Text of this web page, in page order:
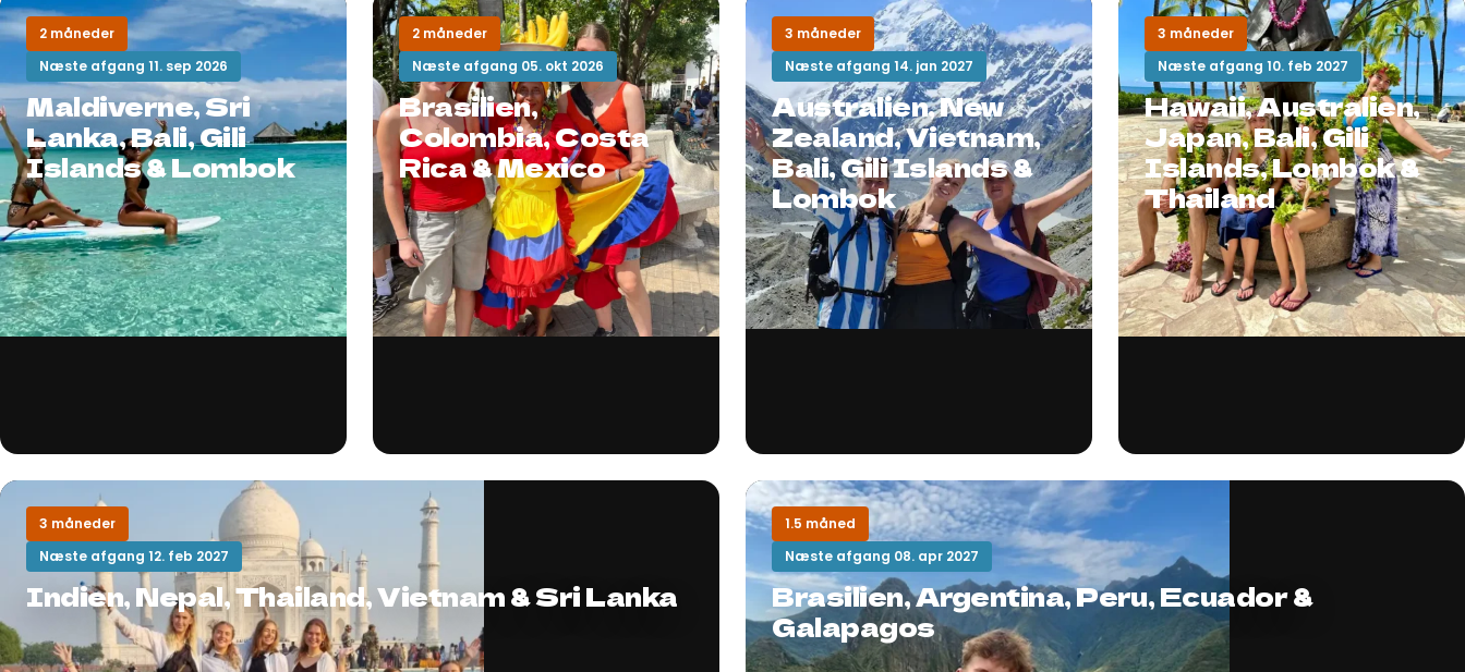
2 måneder
Næste afgang 11. sep 2026
Maldiverne, Sri
Lanka, Bali, Gili
Islands & Lombok
2 måneder
Næste afgang 05. okt 2026
Brasilien,
Colombia, Costa
Rica & Mexico
3 måneder
Næste afgang 14. jan 2027
Australien, New
Zealand, Vietnam,
Bali, Gili Islands &
Lombok
3 måneder
Næste afgang 10. feb 2027
Hawaii, Australien,
Japan, Bali, Gili
Islands, Lombok &
Thailand
3 måneder
Næste afgang 12. feb 2027
Indien, Nepal, Thailand, Vietnam & Sri Lanka
1.5 måned
Næste afgang 08. apr 2027
Brasilien, Argentina, Peru, Ecuador &
Galapagos